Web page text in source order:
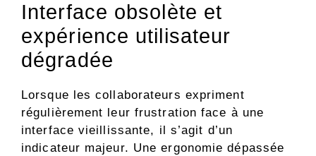
Interface obsolète et
expérience utilisateur
dégradée
Lorsque les collaborateurs expriment
régulièrement leur frustration face à une
interface vieillissante, il s’agit d’un
indicateur majeur. Une ergonomie dépassée